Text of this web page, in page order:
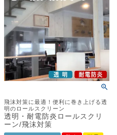
飛沫対策に最適！便利に巻き上げる透
明のロールスクリーン
透明・耐電防炎ロールスクリ
ーン/飛沫対策